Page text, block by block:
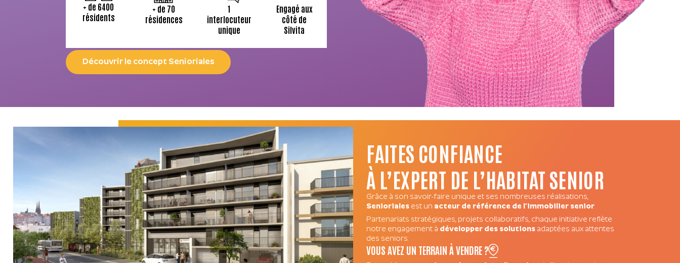
+ de 6400
résidents
+ de 70
résidences
1
interlocuteur
unique
Engagé aux
côté de
Silvita
Découvrir le concept Senioriales
FAITES CONFIANCE
À L’EXPERT DE L’HABITAT SENIOR
Grâce à son savoir-faire unique et ses nombreuses réalisations,
Senioriales est un acteur de référence de l’immobilier senior.
Partenariats stratégiques, projets collaboratifs, chaque initiative reflète
notre engagement à développer des solutions adaptées aux attentes
des seniors.
VOUS AVEZ UN TERRAIN À VENDRE ?